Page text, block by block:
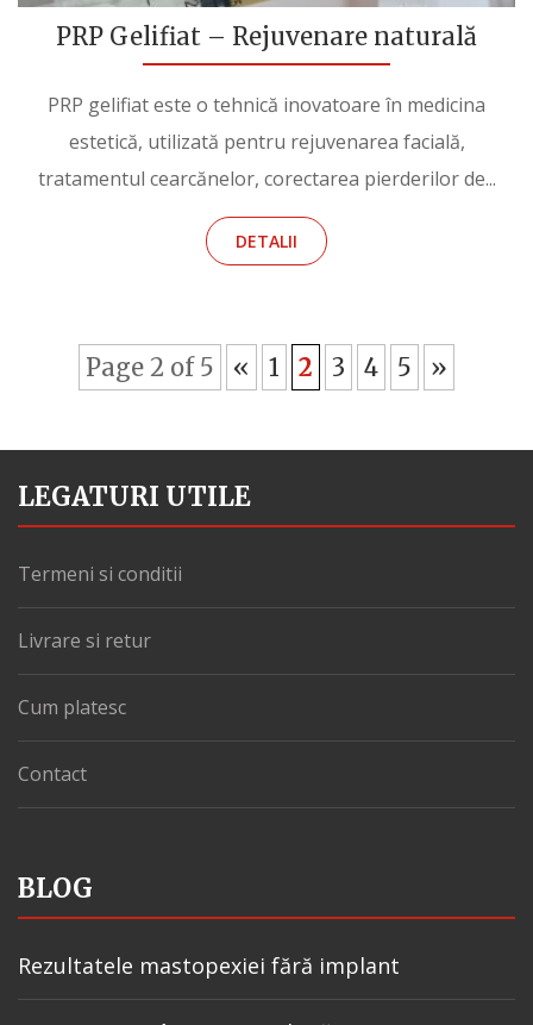
PRP Gelifiat – Rejuvenare naturală
PRP gelifiat este o tehnică inovatoare în medicina
estetică, utilizată pentru rejuvenarea facială,
tratamentul cearcănelor, corectarea pierderilor de...
DETALII
Page 2 of 5 « 1 2 3 4 5 »
LEGATURI UTILE
Termeni si conditii
Livrare si retur
Cum platesc
Contact
BLOG
Rezultatele mastopexiei fără implant